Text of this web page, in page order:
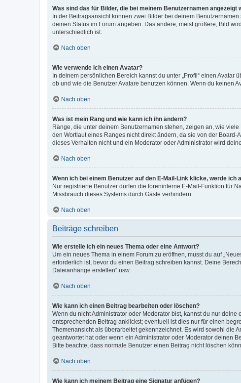
Was sind das für Bilder, die bei meinem Benutzernamen angezeigt
In der Beitragsansicht können zwei Bilder bei deinem
deinen Status im Forum angeben. Das andere, meist größere, Bild
unterschiedlich ist.
Nach oben
Wie verwende ich einen Avatar?
In deinem persönlichen Bereich kannst du unter „Profil“ einen
ob und wie die Benutzer Avatare benutzen können. Wenn du keinen
Nach oben
Was ist mein Rang und wie kann ich ihn ändern?
Ränge, die unter deinem Benutzernamen stehen, zeigen an, wie
den Wortlaut eines Ranges nicht direkt ändern, da sie von der
dieses Verhalten nicht und ein Moderator oder Administrator wird
Nach oben
Wenn ich bei einem Benutzer auf den E-Mail-Link klicke, werde ich
Nur registrierte Benutzer dürfen die foreninterne E-Mail-Funktion für
Missbrauch dieses Systems durch Gäste verhindern.
Nach oben
Beiträge schreiben
Wie erstelle ich ein neues Thema oder eine Antwort?
Um ein neues Thema in einem Forum zu eröffnen, musst du auf
erforderlich ist, bevor du einen Beitrag schreiben kannst. Deine
Dateianhänge erstellen“ usw.
Nach oben
Wie kann ich einen Beitrag bearbeiten oder löschen?
Wenn du nicht Administrator oder Moderator bist, kannst du nur
entsprechenden Beitrag anklickst; eventuell ist dies nur für einen
Themenansicht als überarbeitet gekennzeichnet. Es wird sowohl die
geantwortet hat oder wenn ein Administrator oder Moderator deinen
Bitte beachte, dass normale Benutzer einen Beitrag nicht löschen
Nach oben
Wie kann ich meinem Beitrag eine Signatur anfügen?